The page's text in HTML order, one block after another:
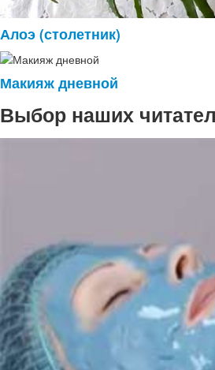
Алоэ (столетник)
Макияж дневной
Выбор наших